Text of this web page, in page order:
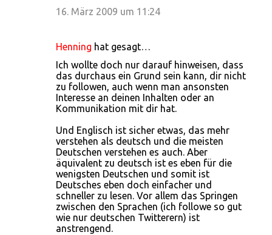
16. März 2009 um 11:24
Henning hat gesagt…
Ich wollte doch nur darauf hinweisen, dass
das durchaus ein Grund sein kann, dir nicht
zu followen, auch wenn man ansonsten
Interesse an deinen Inhalten oder an
Kommunikation mit dir hat.
Und Englisch ist sicher etwas, das mehr
verstehen als deutsch und die meisten
Deutschen verstehen es auch. Aber
äquivalent zu deutsch ist es eben für die
wenigsten Deutschen und somit ist
Deutsches eben doch einfacher und
schneller zu lesen. Vor allem das Springen
zwischen den Sprachen (ich followe so gut
wie nur deutschen Twitterern) ist
anstrengend.